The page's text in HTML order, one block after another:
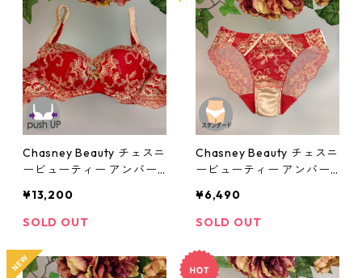
Chasney Beauty チェスニ
ービューティー アンバー
b
¥13,200
SOLD OUT
Chasney Beauty チェスニ
ービューティー アンバー
012rb
¥6,490
SOLD OUT